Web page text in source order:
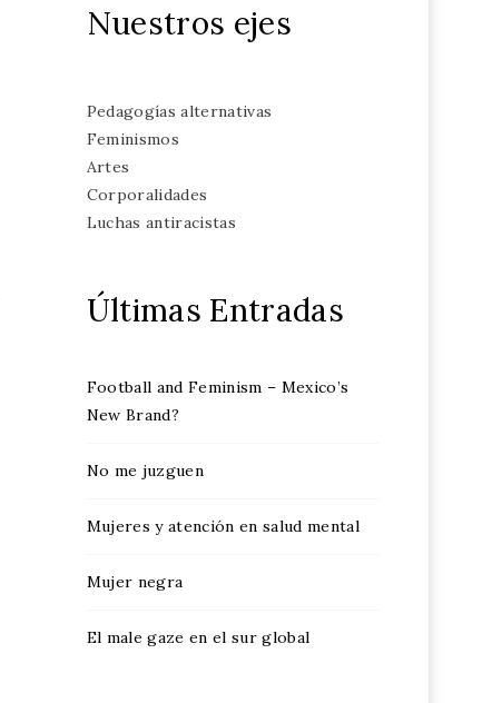
Nuestros ejes
Pedagogías alternativas
Feminismos
Artes
Corporalidades
Luchas antiracistas
Últimas Entradas
Football and Feminism – Mexico’s
New Brand?
No me juzguen
Mujeres y atención en salud mental
Mujer negra
El male gaze en el sur global